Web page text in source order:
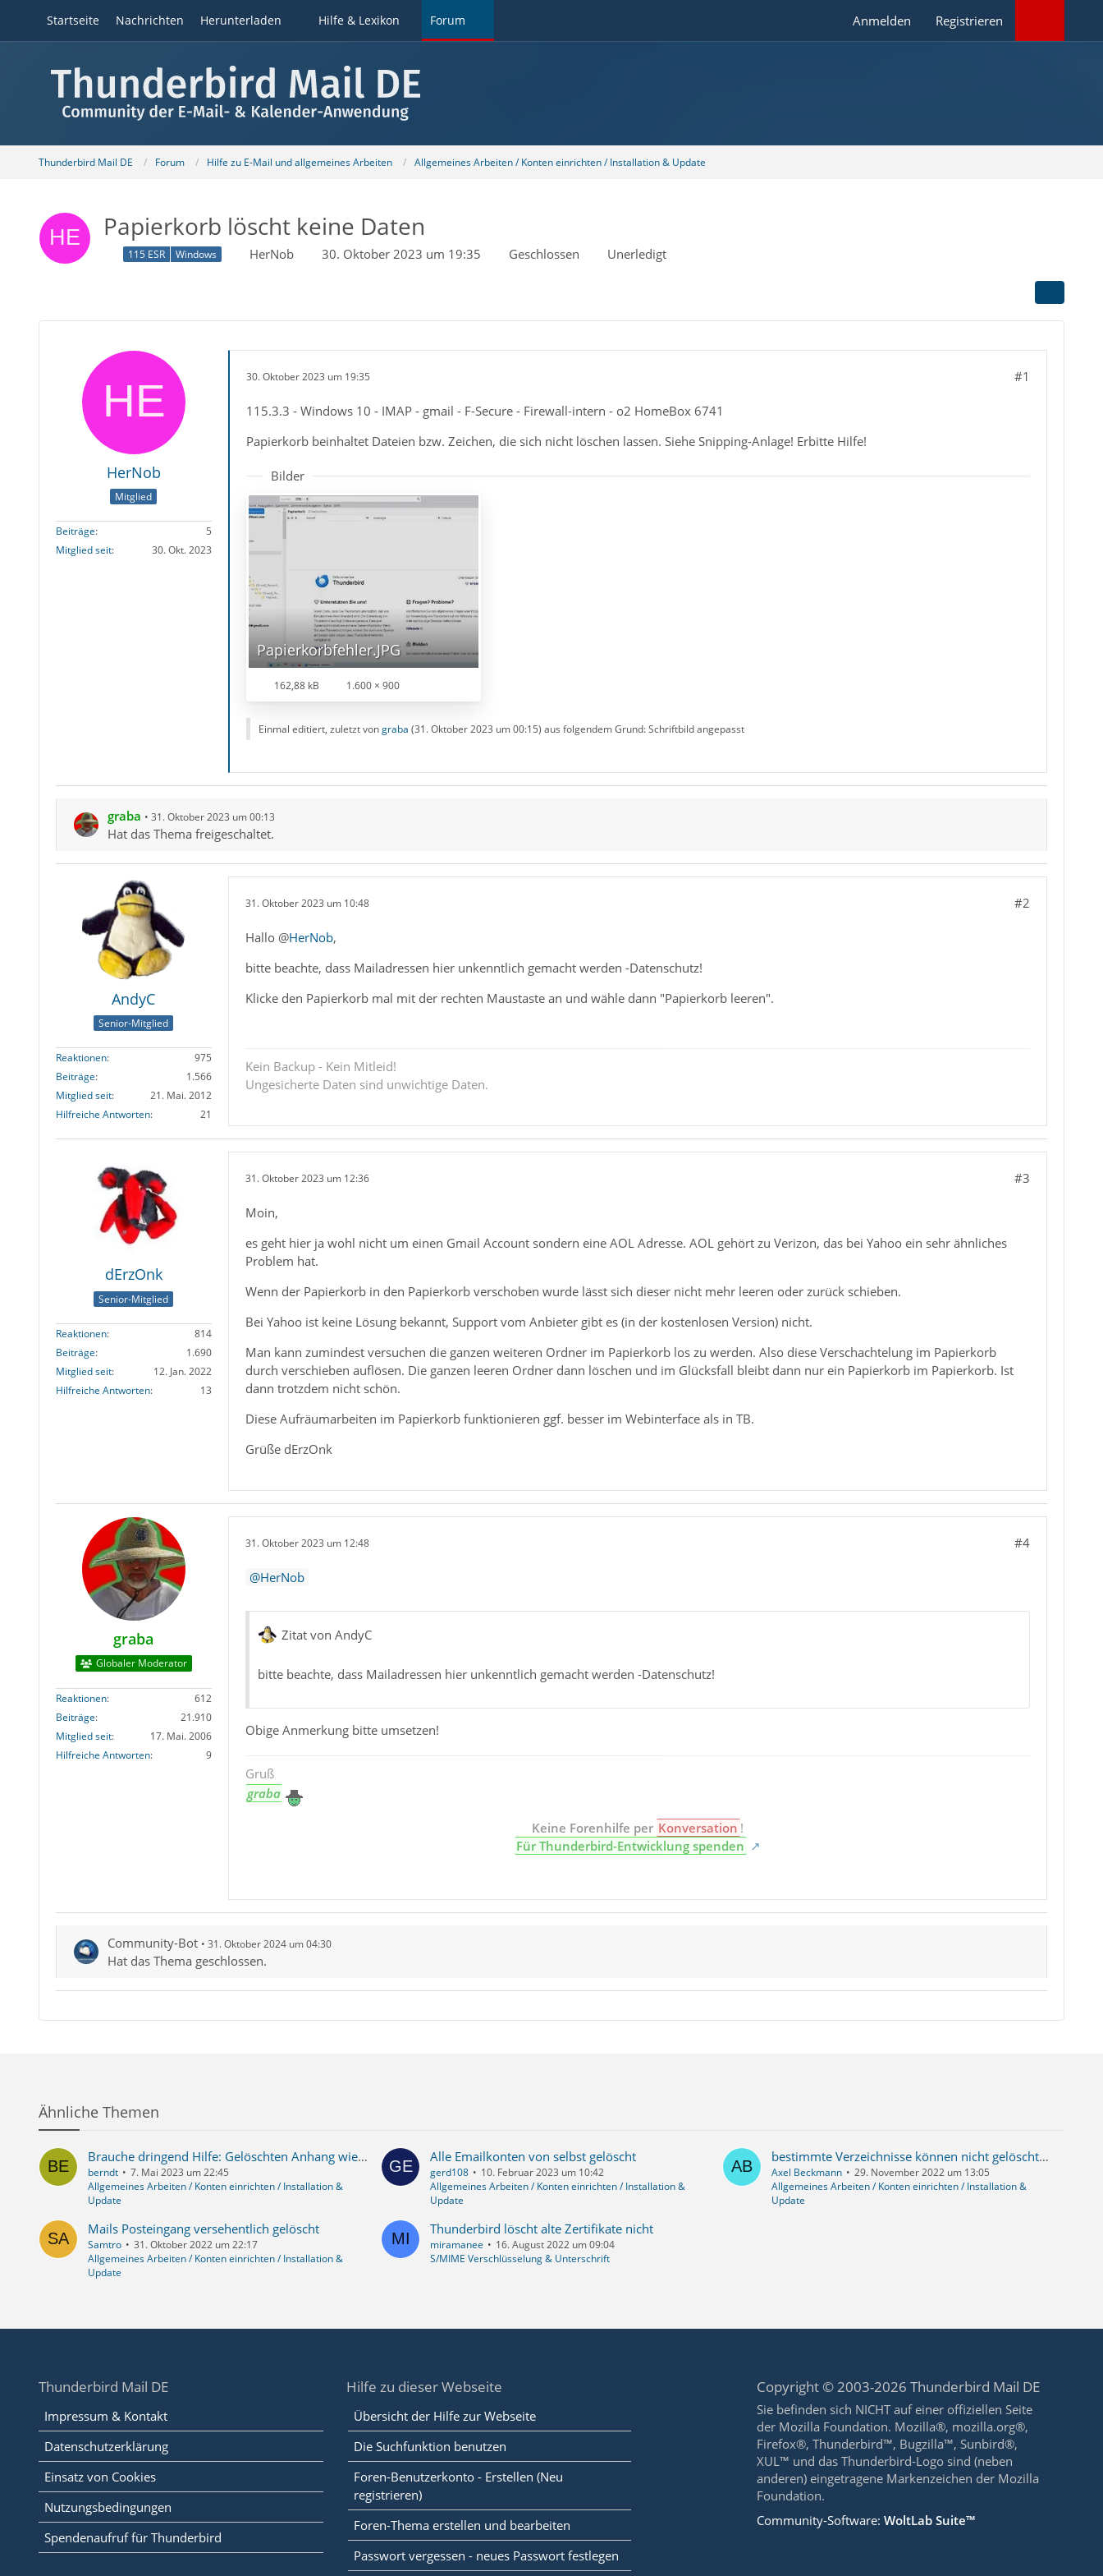
Startseite Nachrichten Herunterladen Hilfe & Lexikon Forum Anmelden Registrieren
Thunderbird Mail DE Forum Hilfe zu E-Mail und allgemeines Arbeiten Allgemeines Arbeiten / Konten einrichten / Installation & Update
Papierkorb löscht keine Daten
115 ESR Windows HerNob 30. Oktober 2023 um 19:35 Geschlossen Unerledigt
HerNob
Mitglied
Beiträge
5
Mitglied seit
30. Okt. 2023
30. Oktober 2023 um 19:35 #1
115.3.3 - Windows 10 - IMAP - gmail - F-Secure - Firewall-intern - o2 HomeBox 6741
Papierkorb beinhaltet Dateien bzw. Zeichen, die sich nicht löschen lassen. Siehe Snipping-Anlage! Erbitte Hilfe!
Bilder
Papierkorbfehler.JPG
162,88 kB 1.600 × 900
Einmal editiert, zuletzt vongraba (31. Oktober 2023 um 00:15) aus folgendem Grund: Schriftbild angepasst
graba 31. Oktober 2023 um 00:13
Hat das Thema freigeschaltet.
AndyC
Senior-Mitglied
Reaktionen
975
Beiträge
1.566
Mitglied seit
21. Mai. 2012
Hilfreiche Antworten
21
31. Oktober 2023 um 10:48 #2
Hallo @HerNob,
bitte beachte, dass Mailadressen hier unkenntlich gemacht werden -Datenschutz!
Klicke den Papierkorb mal mit der rechten Maustaste an und wähle dann "Papierkorb leeren".
Kein Backup - Kein Mitleid!
Ungesicherte Daten sind unwichtige Daten.
dErzOnk
Senior-Mitglied
Reaktionen
814
Beiträge
1.690
Mitglied seit
12. Jan. 2022
Hilfreiche Antworten
13
31. Oktober 2023 um 12:36 #3
Moin,
es geht hier ja wohl nicht um einen Gmail Account sondern eine AOL Adresse. AOL gehört zu Verizon, das bei Yahoo ein sehr ähnliches
Problem hat.
Wenn der Papierkorb in den Papierkorb verschoben wurde lässt sich dieser nicht mehr leeren oder zurück schieben.
Bei Yahoo ist keine Lösung bekannt, Support vom Anbieter gibt es (in der kostenlosen Version) nicht.
Man kann zumindest versuchen die ganzen weiteren Ordner im Papierkorb los zu werden. Also diese Verschachtelung im Papierkorb
durch verschieben auflösen. Die ganzen leeren Ordner dann löschen und im Glücksfall bleibt dann nur ein Papierkorb im Papierkorb. Ist
dann trotzdem nicht schön.
Diese Aufräumarbeiten im Papierkorb funktionieren ggf. besser im Webinterface als in TB.
Grüße dErzOnk
graba
Globaler Moderator
Reaktionen
612
Beiträge
21.910
Mitglied seit
17. Mai. 2006
Hilfreiche Antworten
9
31. Oktober 2023 um 12:48 #4
HerNob
Zitat von AndyC
bitte beachte, dass Mailadressen hier unkenntlich gemacht werden -Datenschutz!
Obige Anmerkung bitte umsetzen!
Gruß
graba
Keine Forenhilfe per Konversation !
Für Thunderbird-Entwicklung spenden
Community-Bot 31. Oktober 2024 um 04:30
Hat das Thema geschlossen.
Ähnliche Themen
Brauche dringend Hilfe: Gelöschten Anhang wiederherstellen.
berndt
7. Mai 2023 um 22:45
Allgemeines Arbeiten / Konten einrichten / Installation &
Update
Alle Emailkonten von selbst gelöscht
gerd108
10. Februar 2023 um 10:42
Allgemeines Arbeiten / Konten einrichten / Installation &
Update
bestimmte Verzeichnisse können nicht gelöscht werden, auch im Papierkorb nicht, sind immer wieder da...
Axel Beckmann
29. November 2022 um 13:05
Allgemeines Arbeiten / Konten einrichten / Installation &
Update
Mails Posteingang versehentlich gelöscht
Samtro
31. Oktober 2022 um 22:17
Allgemeines Arbeiten / Konten einrichten / Installation &
Update
Thunderbird löscht alte Zertifikate nicht
miramanee
16. August 2022 um 09:04
S/MIME Verschlüsselung & Unterschrift
Thunderbird Mail DE
Impressum & Kontakt
Datenschutzerklärung
Einsatz von Cookies
Nutzungsbedingungen
Spendenaufruf für Thunderbird
Hilfe zu dieser Webseite
Übersicht der Hilfe zur Webseite
Die Suchfunktion benutzen
Foren-Benutzerkonto - Erstellen (Neu
registrieren)
Foren-Thema erstellen und bearbeiten
Passwort vergessen - neues Passwort festlegen
Copyright © 2003-2026 Thunderbird Mail DE
Sie befinden sich NICHT auf einer offiziellen Seite
der Mozilla Foundation. Mozilla®, mozilla.org®,
Firefox®, Thunderbird™, Bugzilla™, Sunbird®,
XUL™ und das Thunderbird-Logo sind (neben
anderen) eingetragene Markenzeichen der Mozilla
Foundation.
Community-Software:WoltLab Suite™